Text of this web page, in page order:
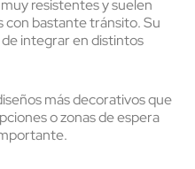
resistentes y suelen
con bastante tránsito. Su
integrar en distintos
más decorativos que
o zonas de espera